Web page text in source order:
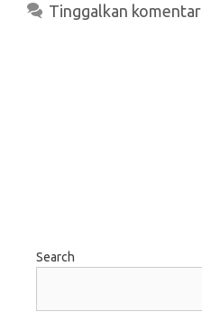
Tinggalkan komentar
Search